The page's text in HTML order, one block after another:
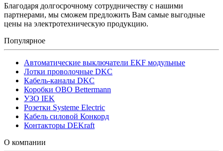
Благодаря долгосрочному сотрудничеству с нашими
партнерами, мы сможем предложить Вам самые выгодные
цены на электротехническую продукцию.
Популярное
Автоматические выключатели EKF модульные
Лотки проволочные DKC
Кабель-каналы DKC
Коробки OBO Bettermann
УЗО IEK
Розетки Systeme Electric
Кабель силовой Конкорд
Контакторы DEKraft
О компании